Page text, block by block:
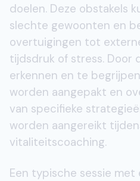
doelen. Deze obstakels
slechte gewoonten en
overtuigingen tot
tijdsdruk of stress. Door
erkennen en te
worden aangepakt en
van specifieke
worden aangereikt
vitaliteitscoaching.
Een typische sessie